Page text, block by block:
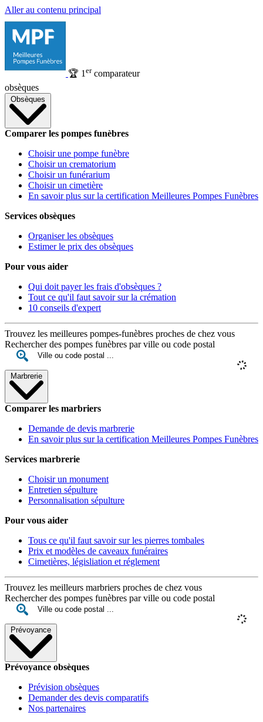
Aller au contenu principal
🏆 1 ercomparateur
obsèques
Obsèques
Comparer les pompes funèbres
Choisir une pompe funèbre
Choisir un crematorium
Choisir un funérarium
Choisir un cimetière
En savoir plus sur la certification Meilleures Pompes Funèbres
Services obsèques
Organiser les obsèques
Estimer le prix des obsèques
Pour vous aider
Qui doit payer les frais d'obsèques ?
Tout ce qu'il faut savoir sur la crémation
10 conseils d'expert
Trouvez les meilleures pompes-funèbres proches de chez vous
Rechercher des pompes funèbres par ville ou code postal
Marbrerie
Comparer les marbriers
Demande de devis marbrerie
En savoir plus sur la certification Meilleures Pompes Funèbres
Services marbrerie
Choisir un monument
Entretien sépulture
Personnalisation sépulture
Pour vous aider
Tous ce qu'il faut savoir sur les pierres tombales
Prix et modèles de caveaux funéraires
Cimetières, législiation et réglement
Trouvez les meilleurs marbriers proches de chez vous
Rechercher des pompes funèbres par ville ou code postal
Prévoyance
Prévoyance obsèques
Prévision obsèques
Demander des devis comparatifs
Nos partenaires